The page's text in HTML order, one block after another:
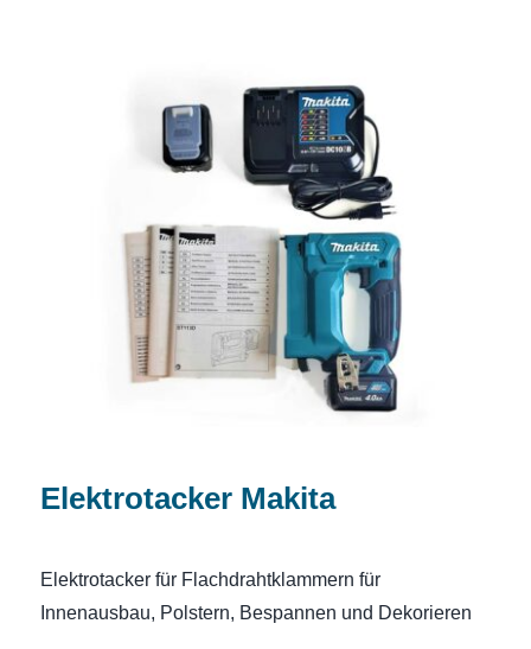
Elektrotacker Makita
Elektrotacker Makita
Elektrotacker für Flachdrahtklammern für
Innenausbau, Polstern, Bespannen und Dekorieren